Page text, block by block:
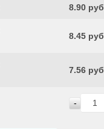
8.90
8.45
7.56
-